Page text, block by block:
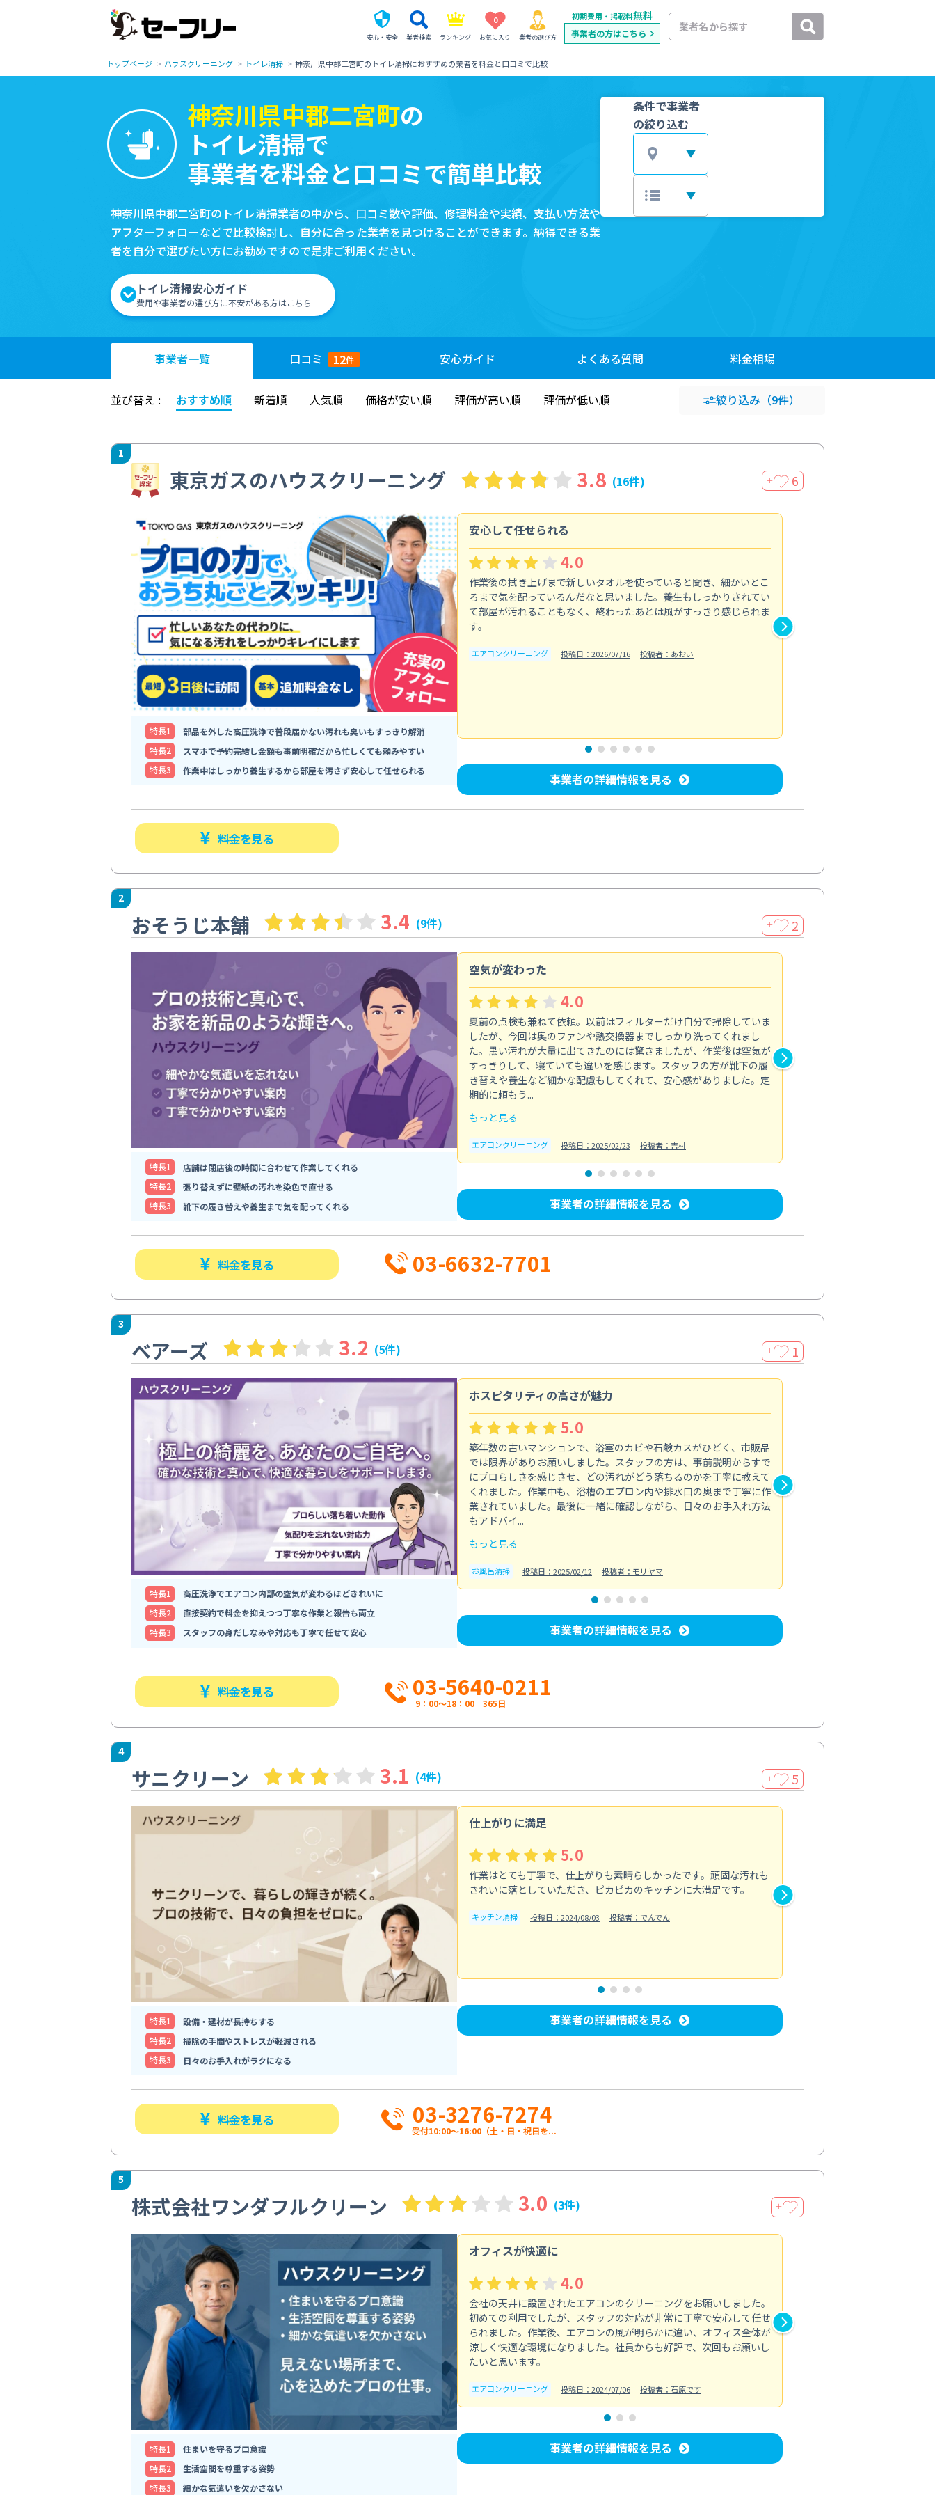
安心・安全 業者検索 ランキング
0
お気に入り 業者の選び方
初期費用・掲載料無料
事業者の方はこちら
トップページ ハウスクリーニング トイレ清掃 神奈川県中郡二宮町のトイレ清掃におすすめの業者を料金と口コミで比較
神奈川県中郡二宮町の
トイレ清掃で
事業者を料金と口コミで簡単比較
神奈川県中郡二宮町のトイレ清掃業者の中から、口コミ数や評価、修理料金や実績、支払い方法や
アフターフォローなどで比較検討し、自分に合った業者を見つけることができます。納得できる業
者を自分で選びたい方にお勧めですので是非ご利用ください。
トイレ清掃安心ガイド
費用や事業者の選び方に不安がある方はこちら
条件で事業者
の絞り込む
事業者一覧 口コミ 12件 安心ガイド よくある質問 料金相場
並び替え : おすすめ順 新着順 人気順 価格が安い順 評価が高い順 評価が低い順 絞り込み （9件）
1
東京ガスのハウスクリーニング 3.8 (16件) ＋ 6
特⻑1
部品を外した高圧洗浄で普段届かない汚れも臭いもすっきり解消
特⻑2
スマホで予約完結し金額も事前明確だから忙しくても頼みやすい
特⻑3
作業中はしっかり養生するから部屋を汚さず安心して任せられる
安心して任せられる
4.0
作業後の拭き上げまで新しいタオルを使っていると聞き、細かいとこ
ろまで気を配っているんだなと思いました。養生もしっかりされてい
て部屋が汚れることもなく、終わったあとは風がすっきり感じられま
す。
エアコンクリーニング 投稿日：2026/07/16 投稿者：あおい
事業者の詳細情報を見る
料金を見る
2
おそうじ本舗 3.4 (9件) ＋ 2
特⻑1
店舗は閉店後の時間に合わせて作業してくれる
特⻑2
張り替えずに壁紙の汚れを染色で直せる
特⻑3
靴下の履き替えや養生まで気を配ってくれる
空気が変わった
4.0
夏前の点検も兼ねて依頼。以前はフィルターだけ自分で掃除していま
したが、今回は奥のファンや熱交換器までしっかり洗ってくれまし
た。黒い汚れが大量に出てきたのには驚きましたが、作業後は空気が
すっきりして、寝ていても違いを感じます。スタッフの方が靴下の履
き替えや養生など細かな配慮もしてくれて、安心感がありました。定
期的に頼もう...
もっと見る
エアコンクリーニング 投稿日：2025/02/23 投稿者：吉村
事業者の詳細情報を見る
料金を見る 03-6632-7701
3
ベアーズ 3.2 (5件) ＋ 1
特⻑1
高圧洗浄でエアコン内部の空気が変わるほどきれいに
特⻑2
直接契約で料金を抑えつつ丁寧な作業と報告も両立
特⻑3
スタッフの身だしなみや対応も丁寧で任せて安心
ホスピタリティの高さが魅力
5.0
築年数の古いマンションで、浴室のカビや石鹸カスがひどく、市販品
では限界がありお願いしました。スタッフの方は、事前説明からすで
にプロらしさを感じさせ、どの汚れがどう落ちるのかを丁寧に教えて
くれました。作業中も、浴槽のエプロン内や排水口の奥まで丁寧に作
業されていました。最後に一緒に確認しながら、日々のお手入れ方法
もアドバイ...
もっと見る
お風呂清掃 投稿日：2025/02/12 投稿者：モリヤマ
事業者の詳細情報を見る
料金を見る 03-5640-0211
9：00～18：00 365日
4
サニクリーン 3.1 (4件) ＋ 5
特⻑1
設備・建材が長持ちする
特⻑2
掃除の手間やストレスが軽減される
特⻑3
日々のお手入れがラクになる
仕上がりに満足
5.0
作業はとても丁寧で、仕上がりも素晴らしかったです。頑固な汚れも
きれいに落としていただき、ピカピカのキッチンに大満足です。
キッチン清掃 投稿日：2024/08/03 投稿者：でんでん
事業者の詳細情報を見る
料金を見る 03-3276-7274
受付10:00〜16:00（土・日・祝日を...
5
株式会社ワンダフルクリーン 3.0 (3件) ＋
特⻑1
住まいを守るプロ意識
特⻑2
生活空間を尊重する姿勢
特⻑3
細かな気遣いを欠かさない
オフィスが快適に
4.0
会社の天井に設置されたエアコンのクリーニングをお願いしました。
初めての利用でしたが、スタッフの対応が非常に丁寧で安心して任せ
られました。作業後、エアコンの風が明らかに違い、オフィス全体が
涼しく快適な環境になりました。社員からも好評で、次回もお願いし
たいと思います。
エアコンクリーニング 投稿日：2024/07/06 投稿者：石原です
事業者の詳細情報を見る